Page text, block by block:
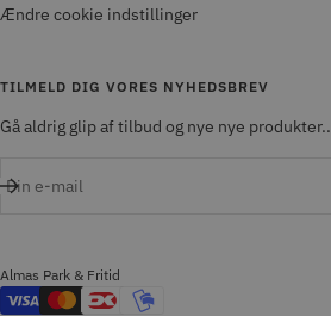
Ændre cookie indstillinger
TILMELD DIG VORES NYHEDSBREV
Gå aldrig glip af tilbud og nye nye produkter..
Din e-mail
Almas Park & Fritid